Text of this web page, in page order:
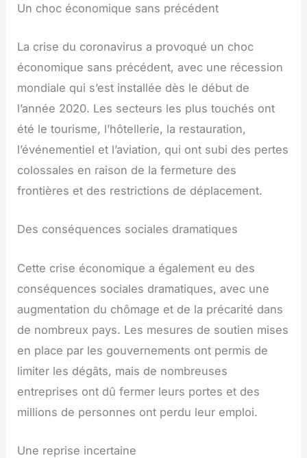
Un choc économique sans précédent
La crise du coronavirus a provoqué un choc
économique sans précédent, avec une récession
mondiale qui s’est installée dès le début de
l’année 2020. Les secteurs les plus touchés ont
été le tourisme, l’hôtellerie, la restauration,
l’événementiel et l’aviation, qui ont subi des pertes
colossales en raison de la fermeture des
frontières et des restrictions de déplacement.
Des conséquences sociales dramatiques
Cette crise économique a également eu des
conséquences sociales dramatiques, avec une
augmentation du chômage et de la précarité dans
de nombreux pays. Les mesures de soutien mises
en place par les gouvernements ont permis de
limiter les dégâts, mais de nombreuses
entreprises ont dû fermer leurs portes et des
millions de personnes ont perdu leur emploi.
Une reprise incertaine